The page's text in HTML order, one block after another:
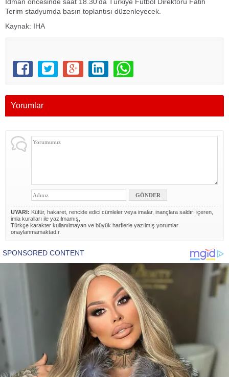
İdman öncesinde saat 18.30’da Türkiye Futbol Direktörü Fatih
Terim stadyumda basın toplantısı düzenleyecek.
Kaynak: IHA
Yorumlar
UYARI: Küfür, hakaret, rencide edici cümleler veya imalar, inançlara saldırı içeren,
imla kuralları ile yazılmamış,
Türkçe karakter kullanılmayan ve büyük harflerle yazılmış yorumlar
onaylanmamaktadır.